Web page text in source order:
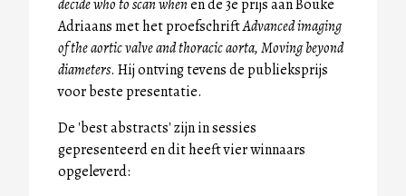
decide who to scan whenen de 3e prijs aan Bouke
Adriaans met het proefschriftAdvanced imaging
of the aortic valve and thoracic aorta, Moving beyond
diameters. Hij ontving tevens de publieksprijs
voor beste presentatie.
De 'best abstracts' zijn in sessies
gepresenteerd en dit heeft vier winnaars
opgeleverd: